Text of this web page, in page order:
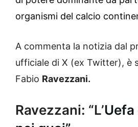
organismi del calcio
A commenta la notizia dal
ufficiale di X (ex Twitter), è
Fabio Ravezzani.
Ravezzani: “L’Uefa